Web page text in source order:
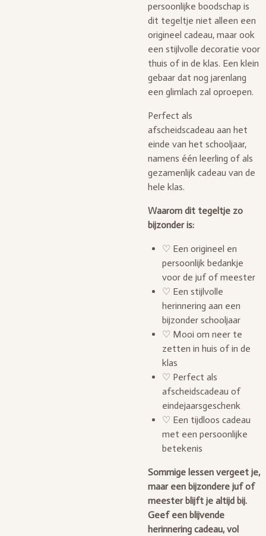
persoonlijke boodschap is
dit tegeltje niet alleen een
origineel cadeau, maar ook
een stijlvolle decoratie voor
thuis of in de klas. Een klein
gebaar dat nog jarenlang
een glimlach zal oproepen.
Perfect als
afscheidscadeau aan het
einde van het schooljaar,
namens één leerling of als
gezamenlijk cadeau van de
hele klas.
Waarom dit tegeltje zo
bijzonder is:
♡ Een origineel en
persoonlijk bedankje
voor de juf of meester
♡ Een stijlvolle
herinnering aan een
bijzonder schooljaar
♡ Mooi om neer te
zetten in huis of in de
klas
♡ Perfect als
afscheidscadeau of
eindejaarsgeschenk
♡ Een tijdloos cadeau
met een persoonlijke
betekenis
Sommige lessen vergeet je,
maar een bijzondere juf of
meester blijft je altijd bij.
Geef een blijvende
herinnering cadeau, vol